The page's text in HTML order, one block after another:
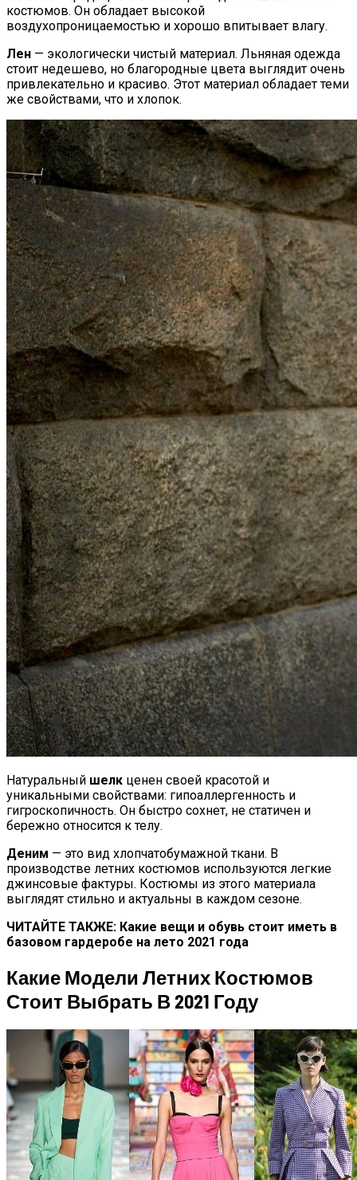
костюмов. Он обладает высокой
воздухопроницаемостью и хорошо впитывает влагу.
Лен — экологически чистый материал. Льняная одежда
стоит недешево, но благородные цвета выглядит очень
привлекательно и красиво. Этот материал обладает теми
же свойствами, что и хлопок.
Натуральный шелк ценен своей красотой и
уникальными свойствами: гипоаллергенность и
гигроскопичность. Он быстро сохнет, не статичен и
бережно относится к телу.
Деним — это вид хлопчатобумажной ткани. В
производстве летних костюмов используются легкие
джинсовые фактуры. Костюмы из этого материала
выглядят стильно и актуальны в каждом сезоне.
ЧИТАЙТЕ ТАКЖЕ: Какие вещи и обувь стоит иметь в
базовом гардеробе на лето 2021 года
Какие Модели Летних Костюмов
Стоит Выбрать В 2021 Году